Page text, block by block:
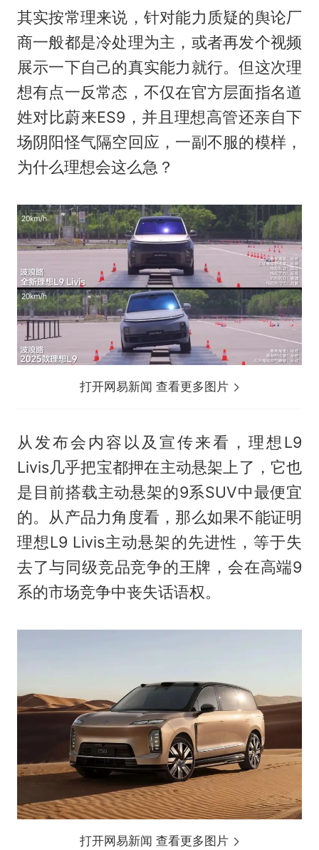
其实按常理来说，针对能力质疑的舆论厂
商一般都是冷处理为主，或者再发个视频
展示一下自己的真实能力就行。但这次理
想有点一反常态，不仅在官方层面指名道
姓对比蔚来ES9，并且理想高管还亲自下
场阴阳怪气隔空回应，一副不服的模样，
为什么理想会这么急？
打开网易新闻 查看更多图片
从发布会内容以及宣传来看，理想L9
Livis几乎把宝都押在主动悬架上了，它也
是目前搭载主动悬架的9系SUV中最便宜
的。从产品力角度看，那么如果不能证明
理想L9 Livis主动悬架的先进性，等于失
去了与同级竞品竞争的王牌，会在高端9
系的市场竞争中丧失话语权。
打开网易新闻 查看更多图片